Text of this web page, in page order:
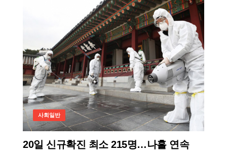
사회일반
20일 신규확진 최소 215명…나흘 연속